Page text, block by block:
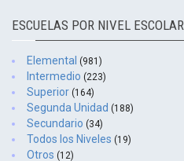
ESCUELAS POR NIVEL ESCOLAR
Elemental (981)
Intermedio (223)
Superior (164)
Segunda Unidad (188)
Secundario (34)
Todos los Niveles (19)
Otros (12)